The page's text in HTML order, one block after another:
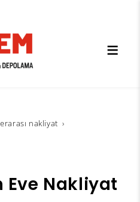
nakliyat
Eve Nakliyat